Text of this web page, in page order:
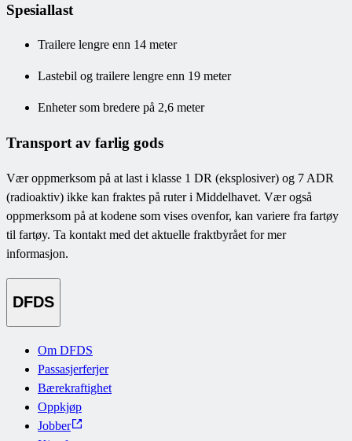
Spesiallast
Trailere lengre enn 14 meter
Lastebil og trailere lengre enn 19 meter
Enheter som bredere på 2,6 meter
Transport av farlig gods
Vær oppmerksom på at last i klasse 1 DR (eksplosiver) og 7 ADR
(radioaktiv) ikke kan fraktes på ruter i Middelhavet. Vær også
oppmerksom på at kodene som vises ovenfor, kan variere fra fartøy
til fartøy. Ta kontakt med det aktuelle fraktbyrået for mer
informasjon.
DFDS
Om DFDS
Passasjerferjer
Bærekraftighet
Oppkjøp
Jobber